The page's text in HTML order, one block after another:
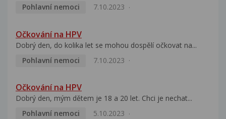
Pohlavní nemoci
7.10.2023
Očkování na HPV
Dobrý den, do kolika let se mohou dospělí očkovat na...
Pohlavní nemoci
7.10.2023
Očkování na HPV
Dobrý den, mým dětem je 18 a 20 let. Chci je nechat...
Pohlavní nemoci
5.10.2023